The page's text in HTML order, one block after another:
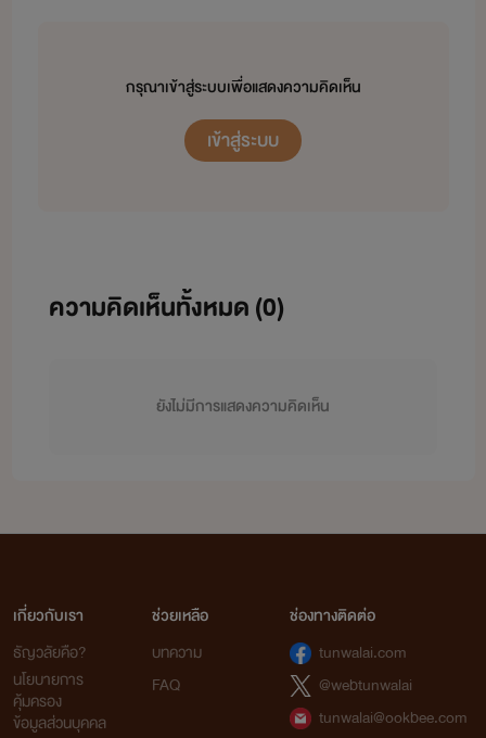
กรุณาเข้าสู่ระบบเพื่อแสดงความคิดเห็น
เข้าสู่ระบบ
ความคิดเห็นทั้งหมด (0)
ยังไม่มีการแสดงความคิดเห็น
เกี่ยวกับเรา
ธัญวลัยคือ?
นโยบายการ
คุ้มครอง
ข้อมูลส่วนบุคคล
ช่วยเหลือ
บทความ
FAQ
ช่องทางติดต่อ
tunwalai.com
@webtunwalai
tunwalai@ookbee.com